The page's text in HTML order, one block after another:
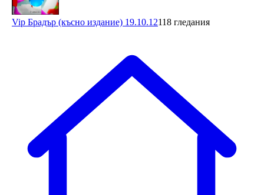
Vip Брадър (късно издание) 19.10.12118 гледания